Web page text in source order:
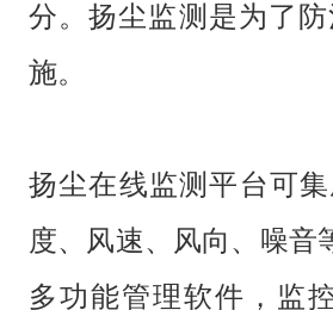
分。扬尘监测是为了
施。
扬尘在线监测平台可集
度、风速、风向、噪音
多功能管理软件，监